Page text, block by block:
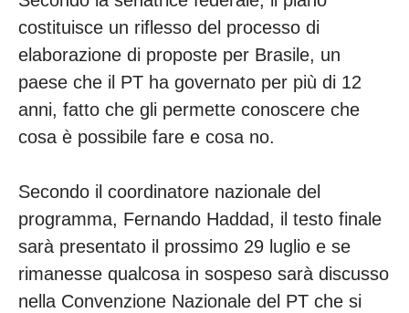
costituisce un riflesso del processo di
elaborazione di proposte per Brasile, un
paese che il PT ha governato per più di 12
anni, fatto che gli permette conoscere che
cosa è possibile fare e cosa no.
Secondo il coordinatore nazionale del
programma, Fernando Haddad, il testo finale
sarà presentato il prossimo 29 luglio e se
rimanesse qualcosa in sospeso sarà discusso
nella Convenzione Nazionale del PT che si